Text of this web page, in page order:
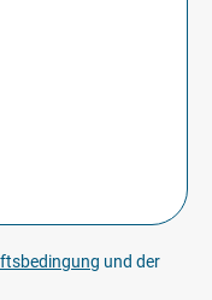
und der